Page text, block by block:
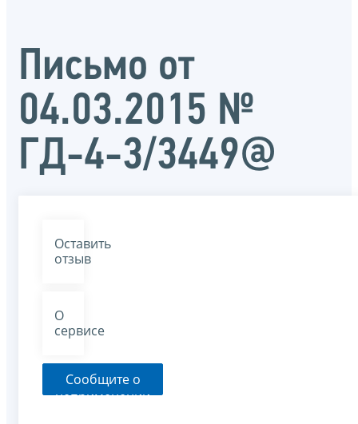
Письмо от
04.03.2015 №
ГД-4-3/3449@
Оставить
отзыв
О
сервисе
Сообщите о
неприменении